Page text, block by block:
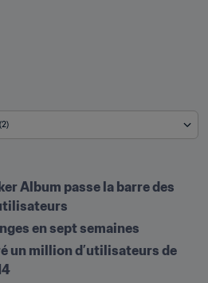
Album passe la barre des
en sept semaines
un million d’utilisateurs de